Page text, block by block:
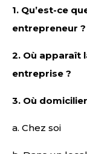
1. Qu’est-ce
entrepreneur ?
2. Où apparaît
entreprise ?
3. Où
a. Chez soi